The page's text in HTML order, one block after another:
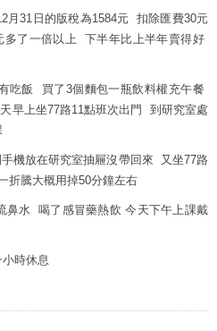
月31日的版稅為1584元 扣除匯費30元
多了一倍以上 下半年比上半年賣得好
吃飯 買了3個麵包一瓶飲料權充午餐
早上坐77路11點班次出門 到研究室處
機放在研究室抽屜沒帶回來 又坐77路
折騰大概用掉50分鐘左右
水 喝了感冒藥熱飲 今天下午上課戴
時休息